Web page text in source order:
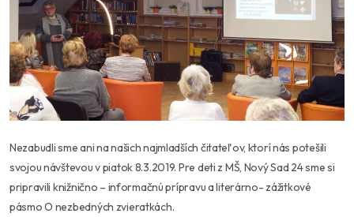
Nezabudli sme ani na našich najmladších čitateľov, ktorí nás potešili
svojou návštevou v piatok 8.3.2019. Pre deti z MŠ, Nový Sad 24 sme si
pripravili knižnično – informačnú prípravu a literárno- zážitkové
pásmo O nezbedných zvieratkách.